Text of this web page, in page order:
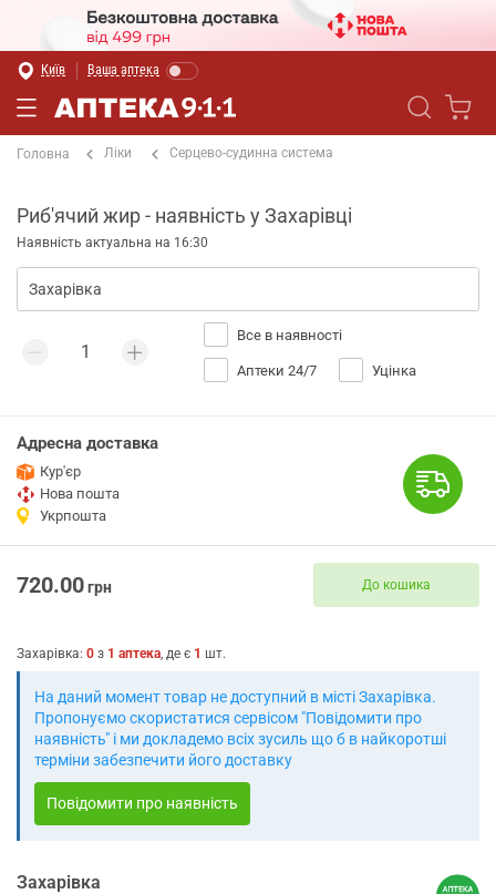
Київ Ваша аптека
Головна Ліки Серцево-судинна система
Риб'ячий жир - наявність у Захарівці
Наявність актуальна на 16:30
Все в наявності
Аптеки 24/7 Уцінка
Адресна доставка
Кур'єр
Нова пошта
Укрпошта
720.00грн До кошика
Захарівка: 0 з 1 аптека, де є 1 шт.
На даний момент товар не доступний в місті Захарівка.
Пропонуємо скористатися сервісом "Повідомити про
наявність" і ми докладемо всіх зусиль що б в найкоротші
терміни забезпечити його доставку
Повідомити про наявність
Захарівка